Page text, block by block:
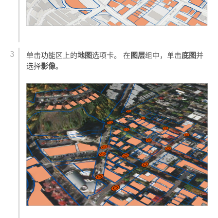
单击功能区上的地图选项卡。 在图层组中，单击底图并
选择影像。